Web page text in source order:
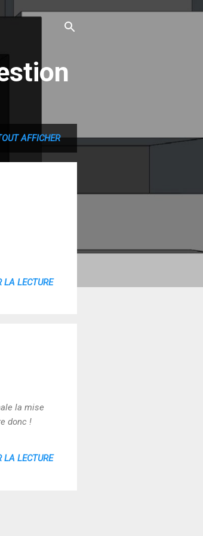
AFFICHER
LA LECTURE
la mise
donc !
LA LECTURE